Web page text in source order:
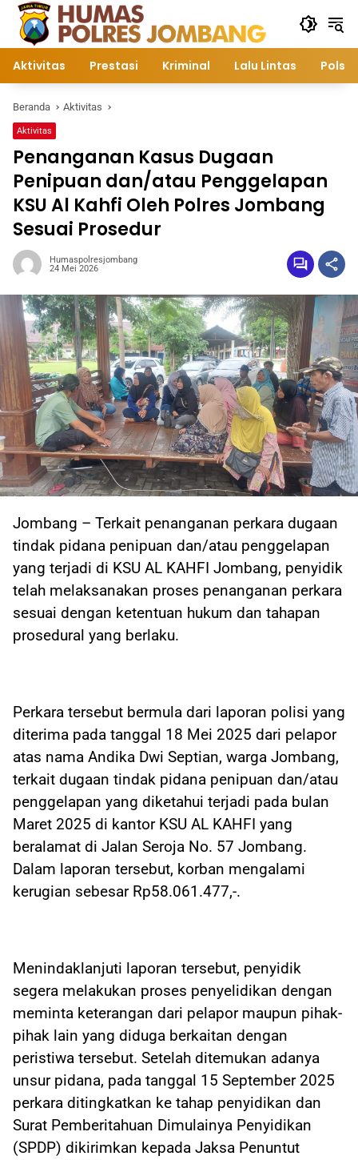
Langsung
konten
Aktivitas Prestasi Kriminal Lalu Lintas
Beranda Aktivitas
Aktivitas
Penanganan Kasus Dugaan
Penipuan dan/atau Penggelapan
KSU Al Kahfi Oleh Polres Jombang
Sesuai Prosedur
Humaspolresjombang
24 Mei 2026
Jombang – Terkait penanganan perkara dugaan
tindak pidana penipuan dan/atau penggelapan
yang terjadi di KSU AL KAHFI Jombang, penyidik
telah melaksanakan proses penanganan perkara
sesuai dengan ketentuan hukum dan tahapan
prosedural yang berlaku.
Perkara tersebut bermula dari laporan polisi yang
diterima pada tanggal 18 Mei 2025 dari pelapor
atas nama Andika Dwi Septian, warga Jombang,
terkait dugaan tindak pidana penipuan dan/atau
penggelapan yang diketahui terjadi pada bulan
Maret 2025 di kantor KSU AL KAHFI yang
beralamat di Jalan Seroja No. 57 Jombang.
Dalam laporan tersebut, korban mengalami
kerugian sebesar Rp58.061.477,-.
Menindaklanjuti laporan tersebut, penyidik
segera melakukan proses penyelidikan dengan
meminta keterangan dari pelapor maupun pihak-
pihak lain yang diduga berkaitan dengan
peristiwa tersebut. Setelah ditemukan adanya
unsur pidana, pada tanggal 15 September 2025
perkara ditingkatkan ke tahap penyidikan dan
Surat Pemberitahuan Dimulainya Penyidikan
(SPDP) dikirimkan kepada Jaksa Penuntut